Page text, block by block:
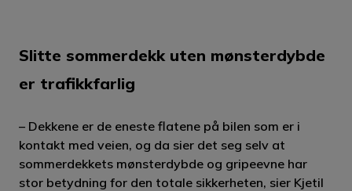
Slitte sommerdekk uten mønsterdybde
er trafikkfarlig
– Dekkene er de eneste flatene på bilen som er i
kontakt med veien, og da sier det seg selv at
sommerdekkets mønsterdybde og gripeevne har
stor betydning for den totale sikkerheten, sier Kjetil